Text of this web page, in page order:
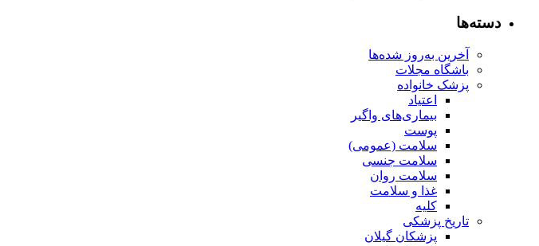
دسته‌ها
آخرین به‌روز شده‌ها
باشگاه مجلات
پزشک خانواده
اعتیاد
بیماری‌های واگیر
پوست
سلامت (عمومی)
سلامت جنسی
سلامت روان
غذا و سلامت
کلیه
تاریخ پزشکی
پزشکان گیلان